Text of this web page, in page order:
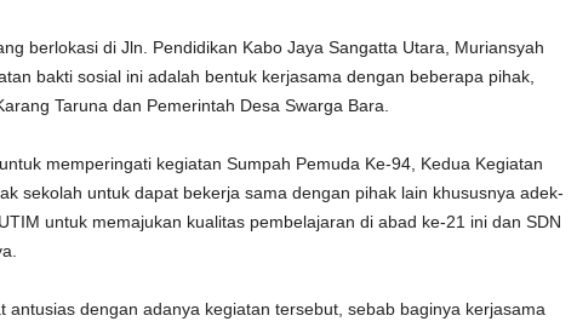
berlokasi di Jln. Pendidikan Kabo Jaya Sangatta Utara, Muriansyah
bakti sosial ini adalah bentuk kerjasama dengan beberapa pihak,
Taruna dan Pemerintah Desa Swarga Bara.
memperingati kegiatan Sumpah Pemuda Ke-94, Kedua Kegiatan
sekolah untuk dapat bekerja sama dengan pihak lain khususnya adek-
untuk memajukan kualitas pembelajaran di abad ke-21 ini dan SDN
antusias dengan adanya kegiatan tersebut, sebab baginya kerjasama